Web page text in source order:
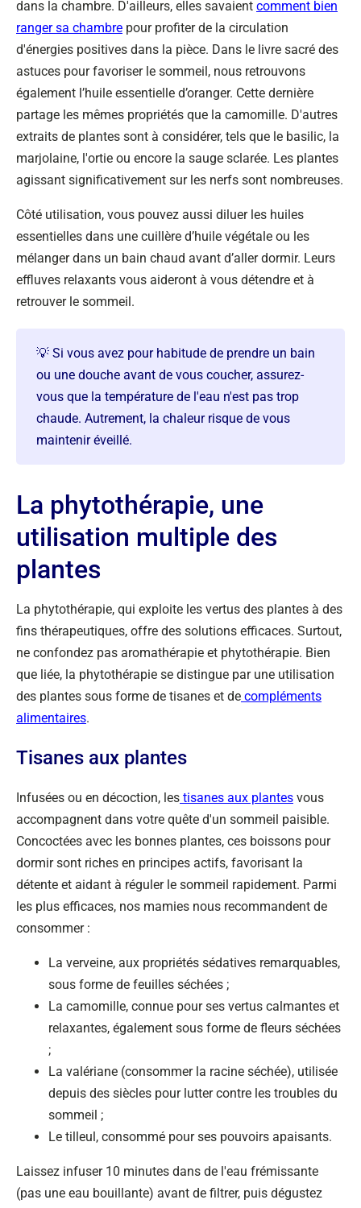
dans la chambre. D'ailleurs, elles savaient comment bien
ranger sa chambre pour profiter de la circulation
d'énergies positives dans la pièce. Dans le livre sacré des
astuces pour favoriser le sommeil, nous retrouvons
également l’huile essentielle d’oranger. Cette dernière
partage les mêmes propriétés que la camomille. D'autres
extraits de plantes sont à considérer, tels que le basilic, la
marjolaine, l'ortie ou encore la sauge sclarée. Les plantes
agissant significativement sur les nerfs sont nombreuses.
Côté utilisation, vous pouvez aussi diluer les huiles
essentielles dans une cuillère d’huile végétale ou les
mélanger dans un bain chaud avant d’aller dormir. Leurs
effluves relaxants vous aideront à vous détendre et à
retrouver le sommeil.
💡 Si vous avez pour habitude de prendre un bain
ou une douche avant de vous coucher, assurez-
vous que la température de l'eau n'est pas trop
chaude. Autrement, la chaleur risque de vous
maintenir éveillé.
La phytothérapie, une
utilisation multiple des
plantes
La phytothérapie, qui exploite les vertus des plantes à des
fins thérapeutiques, offre des solutions efficaces. Surtout,
ne confondez pas aromathérapie et phytothérapie. Bien
que liée, la phytothérapie se distingue par une utilisation
des plantes sous forme de tisanes et de compléments
alimentaires.
Tisanes aux plantes
Infusées ou en décoction, les tisanes aux plantes vous
accompagnent dans votre quête d'un sommeil paisible.
Concoctées avec les bonnes plantes, ces boissons pour
dormir sont riches en principes actifs, favorisant la
détente et aidant à réguler le sommeil rapidement. Parmi
les plus efficaces, nos mamies nous recommandent de
consommer :
La verveine, aux propriétés sédatives remarquables,
sous forme de feuilles séchées ;
La camomille, connue pour ses vertus calmantes et
relaxantes, également sous forme de fleurs séchées
;
La valériane (consommer la racine séchée), utilisée
depuis des siècles pour lutter contre les troubles du
sommeil ;
Le tilleul, consommé pour ses pouvoirs apaisants.
Laissez infuser 10 minutes dans de l'eau frémissante
(pas une eau bouillante) avant de filtrer, puis dégustez